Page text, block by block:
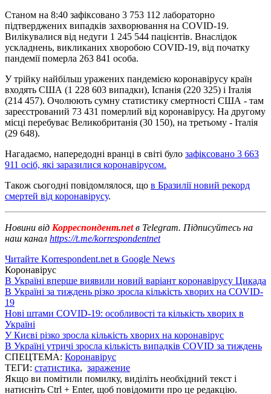
Станом на 8:40 зафіксовано 3 753 112 лабораторно
підтверджених випадків захворювання на COVID-19.
Вилікувалися від недуги 1 245 544 пацієнтів. Внаслідок
ускладнень, викликаних хворобою COVID-19, від початку
пандемії померла 263 841 особа.
У трійку найбільш уражених пандемією коронавірусу країн
входять США (1 228 603 випадки), Іспанія (220 325) і Італія
(214 457). Очолюють сумну статистику смертності США - там
зареєстрований 73 431 померлий від коронавірусу. На другому
місці перебуває Великобританія (30 150), на третьому - Італія
(29 648).
Нагадаємо, напередодні вранці в світі було зафіксовано 3 663
911 осіб, які заразилися коронавірусом.
Також сьогодні повідомлялося, що в Бразилії новий рекорд
смертей від коронавірусу.
Новини від Корреспондент.netв Telegram. Підписуйтесь на
наш канал https://t.me/korrespondentnet
Читайте Korrespondent.net в Google News
Коронавірус
В Україні вперше виявили новий варіант коронавірусу Цикада
В Україні за тиждень різко зросла кількість хворих на COVID-
19
Нові штами COVID-19: особливості та кількість хворих в
Україні
У Києві різко зросла кількість хворих на коронавірус
В Україні утричі зросла кількість випадків COVID за тиждень
СПЕЦТЕМА: Коронавірус
ТЕГИ: статистика, заражение
Якщо ви помітили помилку, виділіть необхідний текст і
натисніть Ctrl + Enter, щоб повідомити про це редакцію.